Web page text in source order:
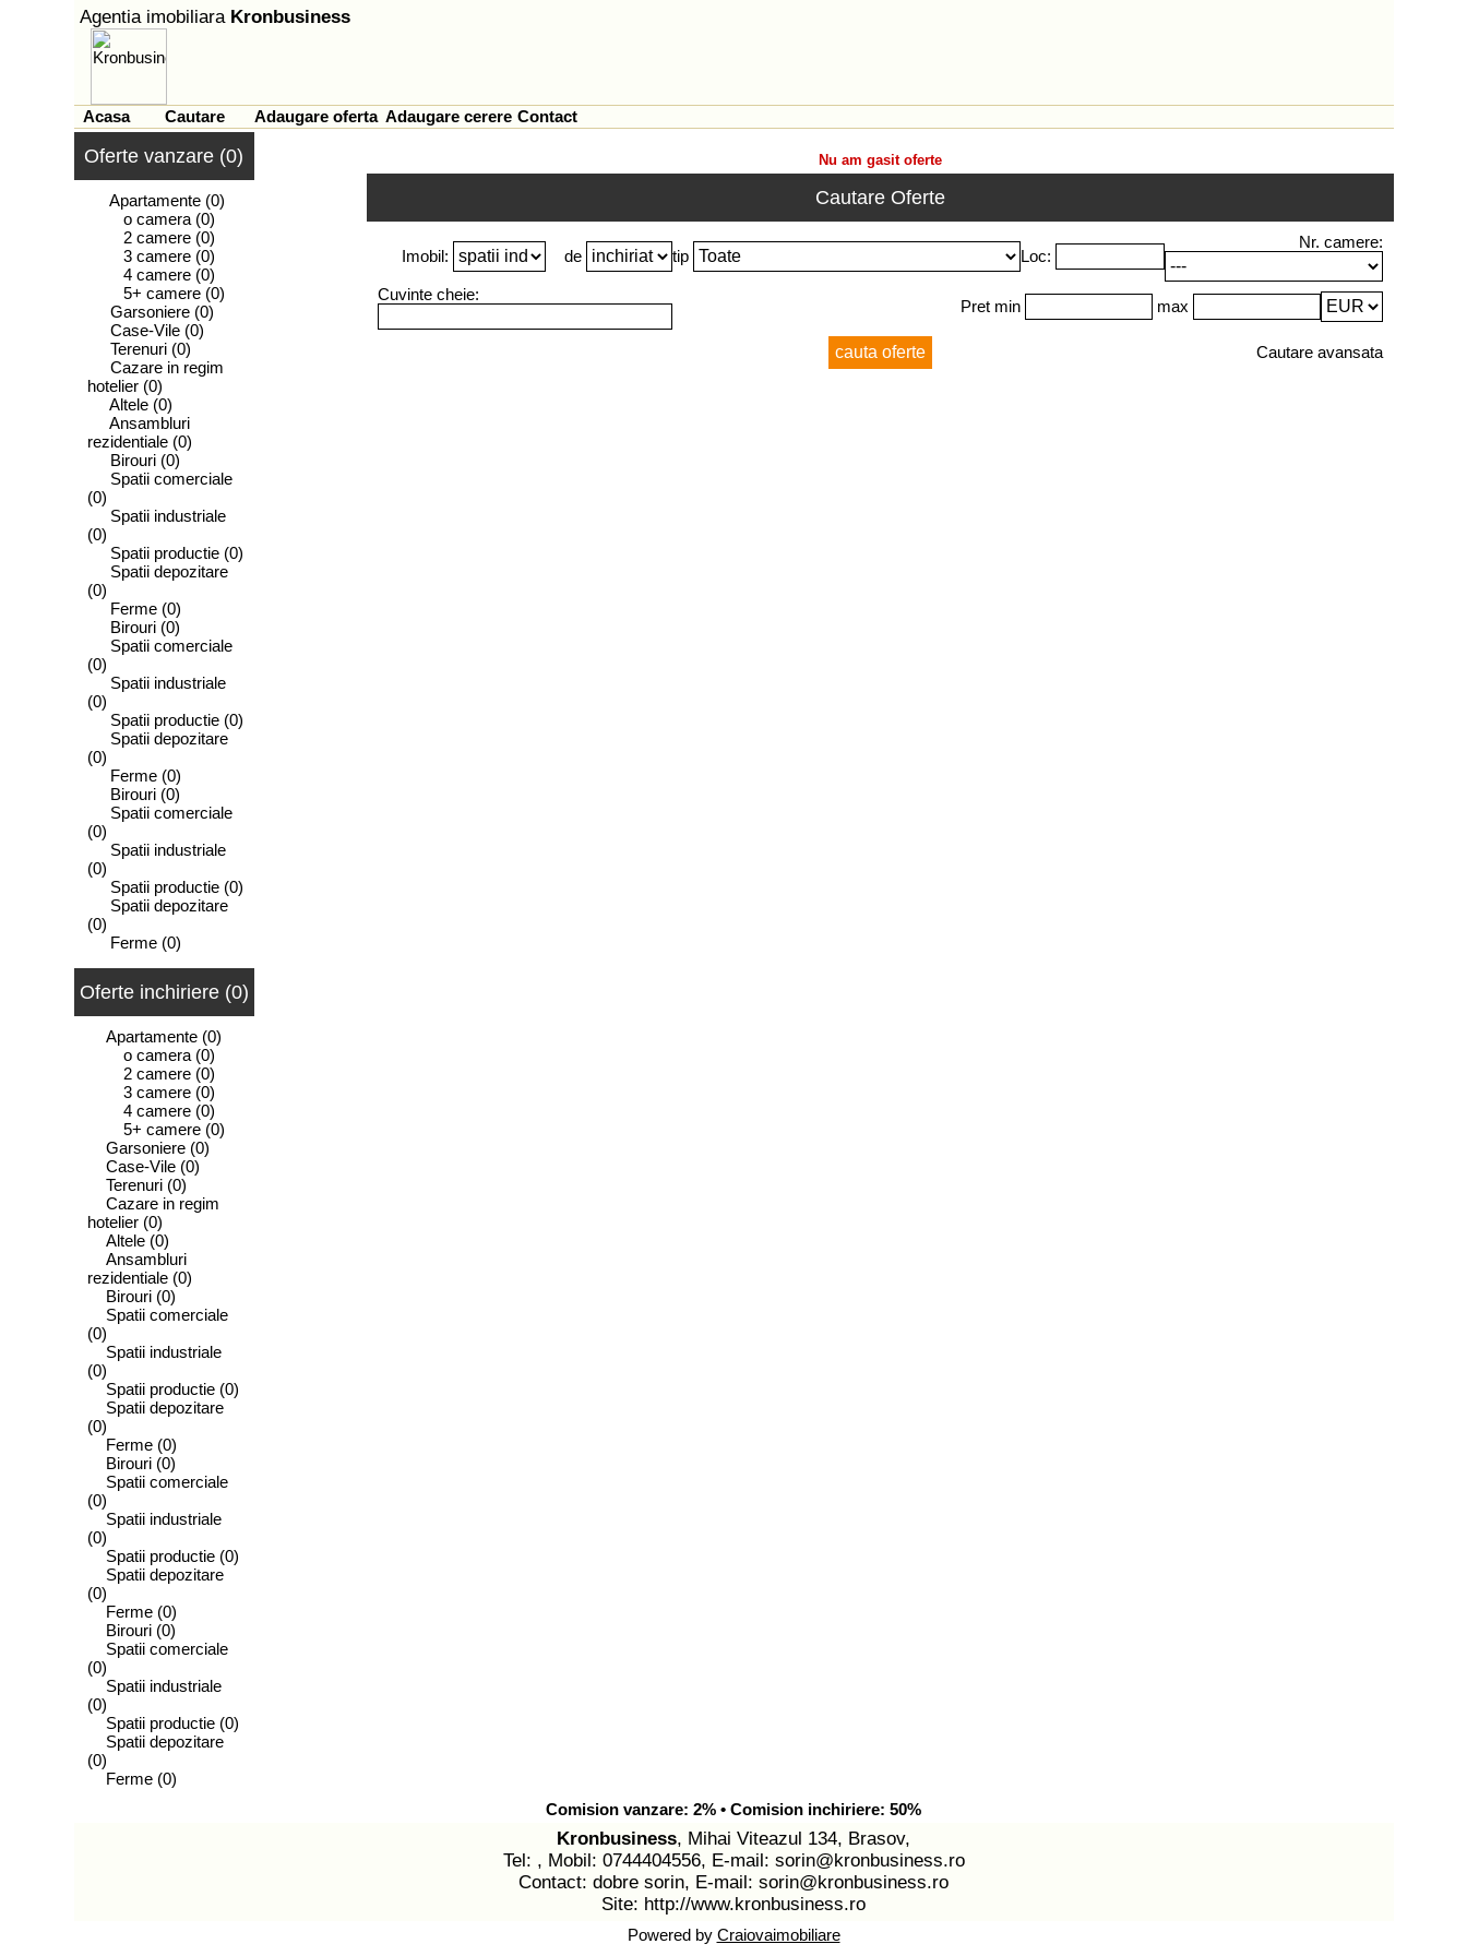
Agentia imobiliara Kronbusiness
Acasa Cautare Adaugare oferta Adaugare cerere Contact
Oferte vanzare (0)
Apartamente(0)
o camera(0)
2 camere(0)
3 camere(0)
4 camere(0)
5+ camere(0)
Garsoniere(0)
Case-Vile(0)
Terenuri(0)
Cazare in regim
hotelier(0)
Altele(0)
Ansambluri
rezidentiale(0)
Birouri(0)
Spatii comerciale
(0)
Spatii industriale
(0)
Spatii productie(0)
Spatii depozitare
(0)
Ferme(0)
Birouri(0)
Spatii comerciale
(0)
Spatii industriale
(0)
Spatii productie(0)
Spatii depozitare
(0)
Ferme(0)
Birouri(0)
Spatii comerciale
(0)
Spatii industriale
(0)
Spatii productie(0)
Spatii depozitare
(0)
Ferme(0)
Oferte inchiriere (0)
Apartamente(0)
o camera(0)
2 camere(0)
3 camere(0)
4 camere(0)
5+ camere(0)
Garsoniere(0)
Case-Vile(0)
Terenuri(0)
Cazare in regim
hotelier(0)
Altele(0)
Ansambluri
rezidentiale(0)
Birouri(0)
Spatii comerciale
(0)
Spatii industriale
(0)
Spatii productie(0)
Spatii depozitare
(0)
Ferme(0)
Birouri(0)
Spatii comerciale
(0)
Spatii industriale
(0)
Spatii productie(0)
Spatii depozitare
(0)
Ferme(0)
Birouri(0)
Spatii comerciale
(0)
Spatii industriale
(0)
Spatii productie(0)
Spatii depozitare
(0)
Ferme(0)
Nu am gasit oferte
Cautare Oferte
Imobil: de tip Loc:
Nr. camere:
Cuvinte cheie:
Pret min max
Cautare avansata
Comision vanzare: 2% • Comision inchiriere: 50%
Kronbusiness, Mihai Viteazul 134, Brasov,
Tel: , Mobil: 0744404556, E-mail: sorin@kronbusiness.ro
Contact: dobre sorin, E-mail: sorin@kronbusiness.ro
Site: http://www.kronbusiness.ro
Powered by Craiovaimobiliare